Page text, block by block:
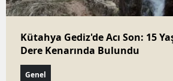
Kütahya Gediz'de Acı Son: 15
Dere Kenarında Bulundu
Genel